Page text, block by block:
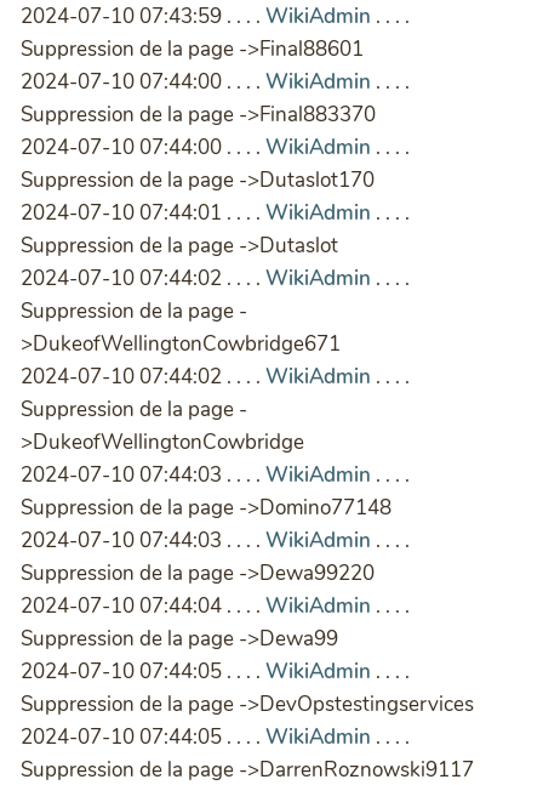
2024-07-10 07:43:59 . . . . WikiAdmin . . . .
Suppression de la page ->Final88601
2024-07-10 07:44:00 . . . . WikiAdmin . . . .
Suppression de la page ->Final883370
2024-07-10 07:44:00 . . . . WikiAdmin . . . .
Suppression de la page ->Dutaslot170
2024-07-10 07:44:01 . . . . WikiAdmin . . . .
Suppression de la page ->Dutaslot
2024-07-10 07:44:02 . . . . WikiAdmin . . . .
Suppression de la page -
>DukeofWellingtonCowbridge671
2024-07-10 07:44:02 . . . . WikiAdmin . . . .
Suppression de la page -
>DukeofWellingtonCowbridge
2024-07-10 07:44:03 . . . . WikiAdmin . . . .
Suppression de la page ->Domino77148
2024-07-10 07:44:03 . . . . WikiAdmin . . . .
Suppression de la page ->Dewa99220
2024-07-10 07:44:04 . . . . WikiAdmin . . . .
Suppression de la page ->Dewa99
2024-07-10 07:44:05 . . . . WikiAdmin . . . .
Suppression de la page ->DevOpstestingservices
2024-07-10 07:44:05 . . . . WikiAdmin . . . .
Suppression de la page ->DarrenRoznowski9117